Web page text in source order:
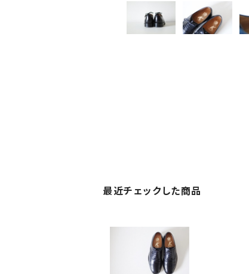
最近チェックした商品